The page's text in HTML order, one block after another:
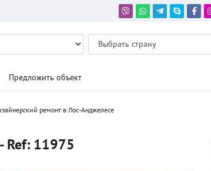
Предложить объект
ремонт в Лос-Анджелесе
Ref: 11975